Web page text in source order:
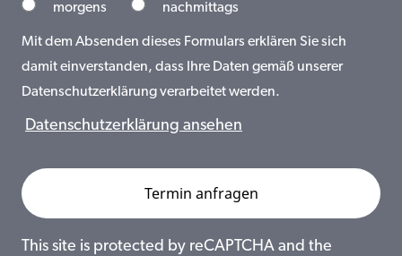
morgens nachmittags
Mit dem Absenden dieses Formulars erklären Sie sich
damit einverstanden, dass Ihre Daten gemäß unserer
Datenschutzerklärung verarbeitet werden.
Datenschutzerklärung ansehen
This site is protected by reCAPTCHA and the